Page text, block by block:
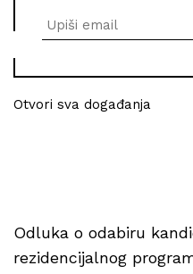
Otvori sva događanja
Odluka o odabiru
rezidencijalnog